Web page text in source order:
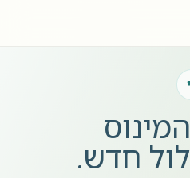
חדש.